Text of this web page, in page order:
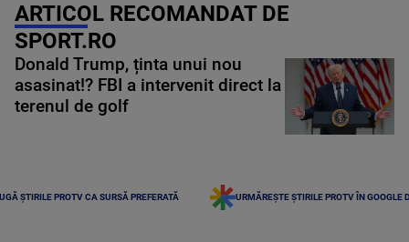
ARTICOL RECOMANDAT DE
SPORT.RO
Donald Trump, ținta unui nou
asasinat!? FBI a intervenit direct la
terenul de golf
ȘTIRILE PROTV CA SURSĂ PREFERATĂ URMĂREȘTE ȘTIRILE PROTV ÎN GOOGLE